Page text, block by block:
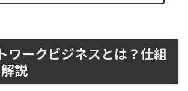
ワークビジネスとは？仕組
説